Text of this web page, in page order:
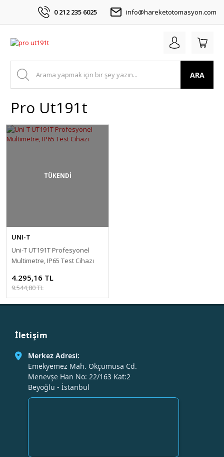
0 212 235 6025 info@hareketotomasyon.com
ARA
Pro Ut191t
TÜKENDİ
UNI-T
Uni-T UT191T Profesyonel
Multimetre, IP65 Test Cihazı
4.295,16 TL
9.544,80 TL
İletişim
Merkez Adresi:
Emekyemez Mah. Okçumusa Cd.
Menevşe Han No: 22/163 Kat:2
Beyoğlu - İstanbul